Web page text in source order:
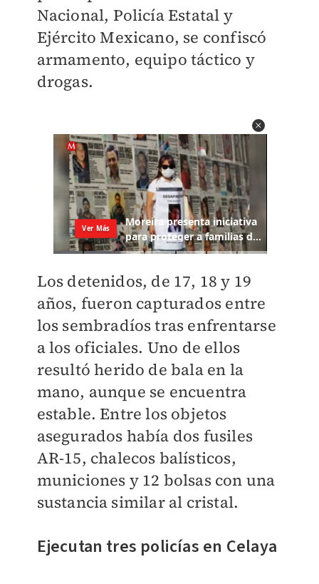
Nacional, Policía Estatal y
Ejército Mexicano, se confiscó
armamento, equipo táctico y
drogas.
Los detenidos, de 17, 18 y 19
años, fueron capturados entre
los sembradíos tras enfrentarse
a los oficiales. Uno de ellos
resultó herido de bala en la
mano, aunque se encuentra
estable. Entre los objetos
asegurados había dos fusiles
AR-15, chalecos balísticos,
municiones y 12 bolsas con una
sustancia similar al cristal.
Ejecutan tres policías en Celaya